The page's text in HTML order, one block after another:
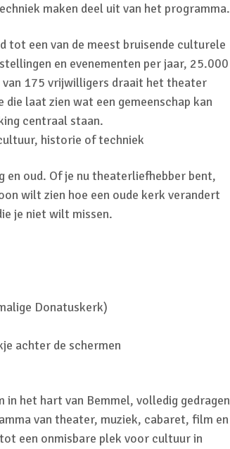
maken deel uit van het programma.
tot een van de meest bruisende culturele
en evenementen per jaar, 25.000
van 175 vrijwilligers draait het theater
laat zien wat een gemeenschap kan
centraal staan.
historie of techniek
en oud. Of je nu theaterliefhebber bent,
wilt zien hoe een oude kerk verandert
je niet wilt missen.
Donatuskerk)
achter de schermen
in het hart van Bemmel, volledig gedragen
van theater, muziek, cabaret, film en
een onmisbare plek voor cultuur in